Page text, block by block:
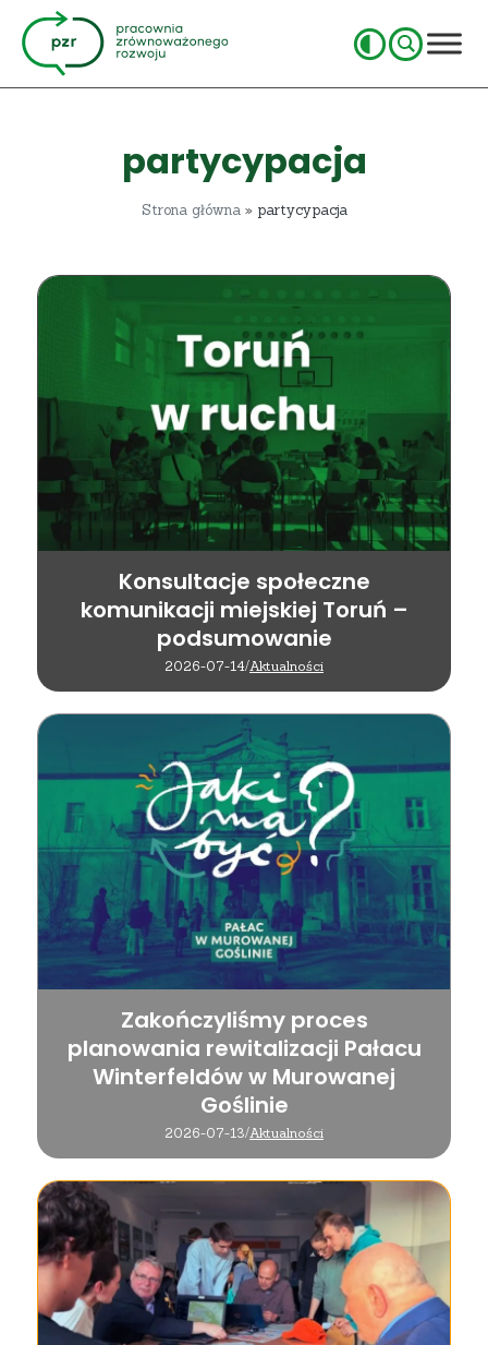
partycypacja
Strona główna» partycypacja
Konsultacje społeczne
komunikacji miejskiej Toruń –
podsumowanie
2026-07-14/Aktualności
Zakończyliśmy proces
planowania rewitalizacji Pałacu
Winterfeldów w Murowanej
Goślinie
2026-07-13/Aktualności